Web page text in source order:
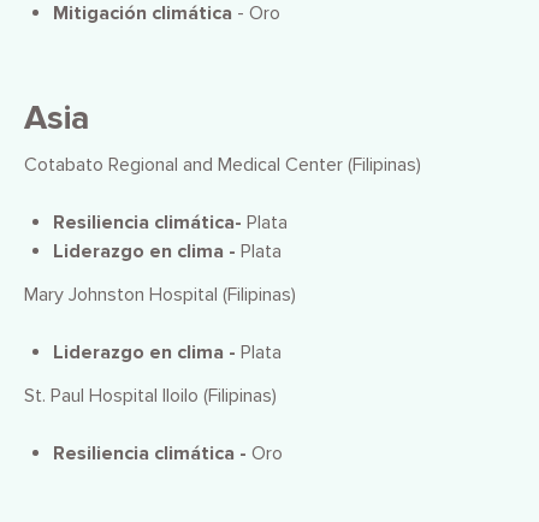
Mitigación climática - Oro
Asia
Cotabato Regional and Medical Center (Filipinas)
Resiliencia climática- Plata
Liderazgo en clima - Plata
Mary Johnston Hospital (Filipinas)
Liderazgo en clima - Plata
St. Paul Hospital Iloilo (Filipinas)
Resiliencia climática - Oro